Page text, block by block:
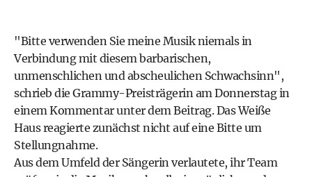
"Bitte verwenden Sie meine Musik niemals in
Verbindung mit diesem barbarischen,
unmenschlichen und abscheulichen Schwachsinn",
schrieb die Grammy-Preisträgerin am Donnerstag in
einem Kommentar unter dem Beitrag. Das Weiße
Haus reagierte zunächst nicht auf eine Bitte um
Stellungnahme.
Aus dem Umfeld der Sängerin verlautete, ihr Team